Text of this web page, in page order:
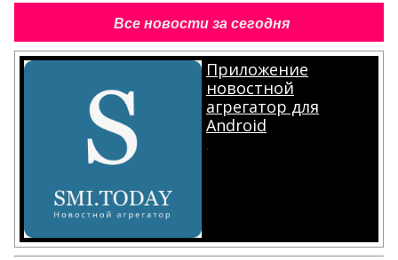
Все новости за сегодня
Приложение
новостной
агрегатор для
Android
.